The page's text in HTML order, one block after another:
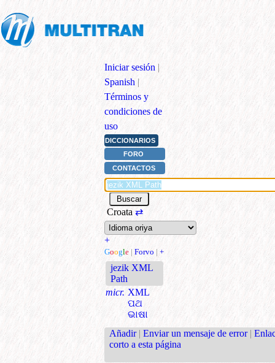
Iniciar sesión |
Spanish |
Términos y
condiciones de
uso
DICCIONARIOS
FORO
CONTACTOS
Croata ⇄
+
Google | Forvo | +
jezik XML
Path
micr. XML
ପଥ
ଭାଷା
Añadir | Enviar un mensaje de error |
corto a esta página